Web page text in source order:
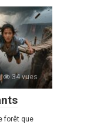
34 vues
forêt que